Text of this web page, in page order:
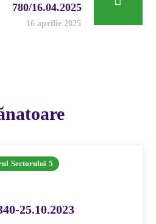
780/16.04.2025
16 aprilie 2025
Sectorului 5
25.10.2023